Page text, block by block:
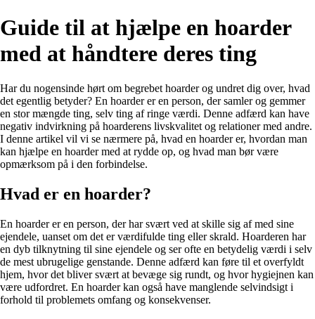
Guide til at hjælpe en hoarder
med at håndtere deres ting
Har du nogensinde hørt om begrebet hoarder og undret dig over, hvad
det egentlig betyder? En hoarder er en person, der samler og gemmer
en stor mængde ting, selv ting af ringe værdi. Denne adfærd kan have
negativ indvirkning på hoarderens livskvalitet og relationer med andre.
I denne artikel vil vi se nærmere på, hvad en hoarder er, hvordan man
kan hjælpe en hoarder med at rydde op, og hvad man bør være
opmærksom på i den forbindelse.
Hvad er en hoarder?
En hoarder er en person, der har svært ved at skille sig af med sine
ejendele, uanset om det er værdifulde ting eller skrald. Hoarderen har
en dyb tilknytning til sine ejendele og ser ofte en betydelig værdi i selv
de mest ubrugelige genstande. Denne adfærd kan føre til et overfyldt
hjem, hvor det bliver svært at bevæge sig rundt, og hvor hygiejnen kan
være udfordret. En hoarder kan også have manglende selvindsigt i
forhold til problemets omfang og konsekvenser.